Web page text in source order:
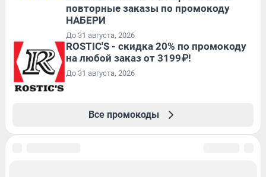
повторные заказы по промокоду
НАБЕРИ
До 31 августа, 2026
ROSTIC'S - скидка 20% по промокоду
на любой заказ от 3199₽!
До 31 августа, 2026
Все промокоды